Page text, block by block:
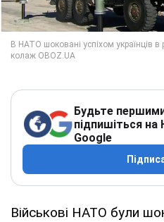
Будьте
підпишіться на
Google
Військові НАТО були